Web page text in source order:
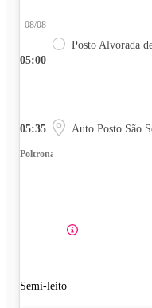
05:00
08/08
Posto Alvorada
05:35 Auto Posto São
Poltrona
Semi-leito